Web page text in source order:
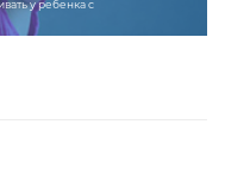
у ребенка с